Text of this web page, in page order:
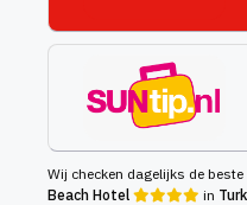
Wij checken dagelijks de
Beach Hotel
in